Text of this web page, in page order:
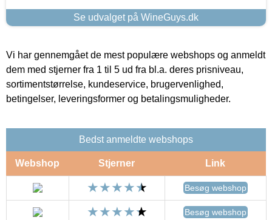
Se udvalget på WineGuys.dk
Vi har gennemgået de mest populære webshops og anmeldt
dem med stjerner fra 1 til 5 ud fra bl.a. deres prisniveau,
sortimentstørrelse, kundeservice, brugervenlighed,
betingelser, leveringsformer og betalingsmuligheder.
Bedst anmeldte webshops
Webshop Stjerner Link
Besøg webshop
Besøg webshop